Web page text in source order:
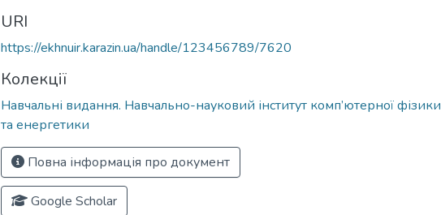
URI
https://ekhnuir.karazin.ua/handle/123456789/7620
Колекції
Навчальні видання. Навчально-науковий інститут комп’ютерної фізики
та енергетики
Повна інформація про документ
Google Scholar